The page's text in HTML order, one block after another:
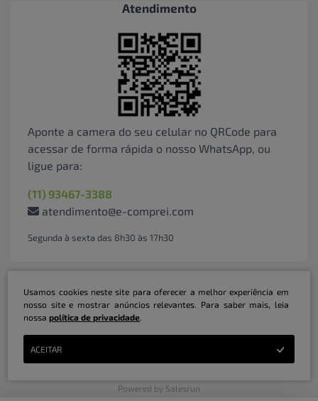
Atendimento
Aponte a camera do seu celular no QRCode para
acessar de forma rápida o nosso WhatsApp, ou
ligue para:
(11) 93467-3388
atendimento@e-comprei.com
Segunda à sexta das 8h30 às 17h30
Marketplace B2B Serviços Inteligentes Ltda | CNPJ: 31.415.786/0001-31 | ©
Powered by Salesrun
Usamos cookies neste site para oferecer a melhor experiência em
nosso site e mostrar anúncios relevantes. Para saber mais, leia
nossapolítica de privacidade.
ACEITAR